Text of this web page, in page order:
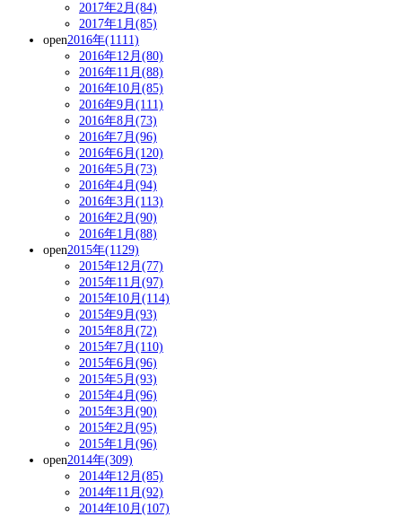
2017年2月(84)
2017年1月(85)
open2016年(1111)
2016年12月(80)
2016年11月(88)
2016年10月(85)
2016年9月(111)
2016年8月(73)
2016年7月(96)
2016年6月(120)
2016年5月(73)
2016年4月(94)
2016年3月(113)
2016年2月(90)
2016年1月(88)
open2015年(1129)
2015年12月(77)
2015年11月(97)
2015年10月(114)
2015年9月(93)
2015年8月(72)
2015年7月(110)
2015年6月(96)
2015年5月(93)
2015年4月(96)
2015年3月(90)
2015年2月(95)
2015年1月(96)
open2014年(309)
2014年12月(85)
2014年11月(92)
2014年10月(107)